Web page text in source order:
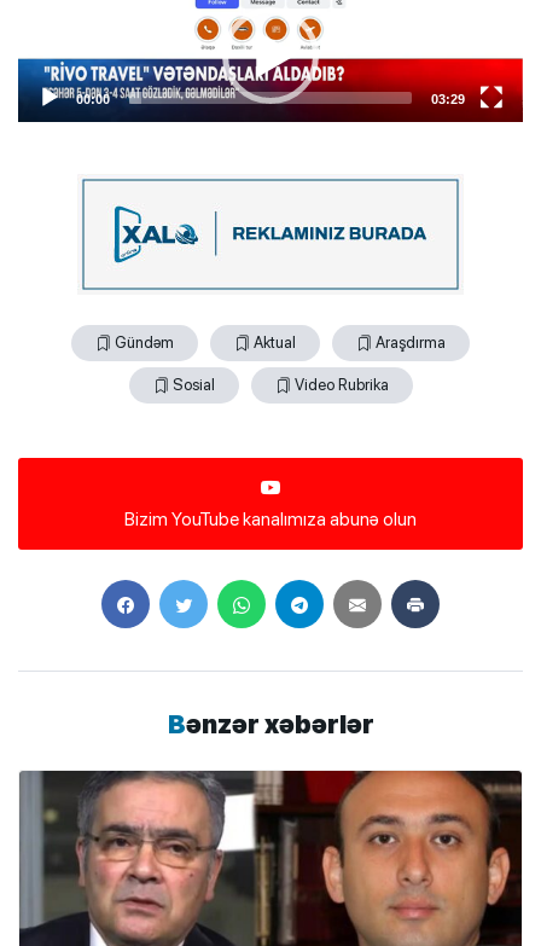
00:00 03:29
Gündəm Aktual Araşdırma
Sosial Video Rubrika
Bizim YouTube kanalımıza abunə olun
Bənzər xəbərlər